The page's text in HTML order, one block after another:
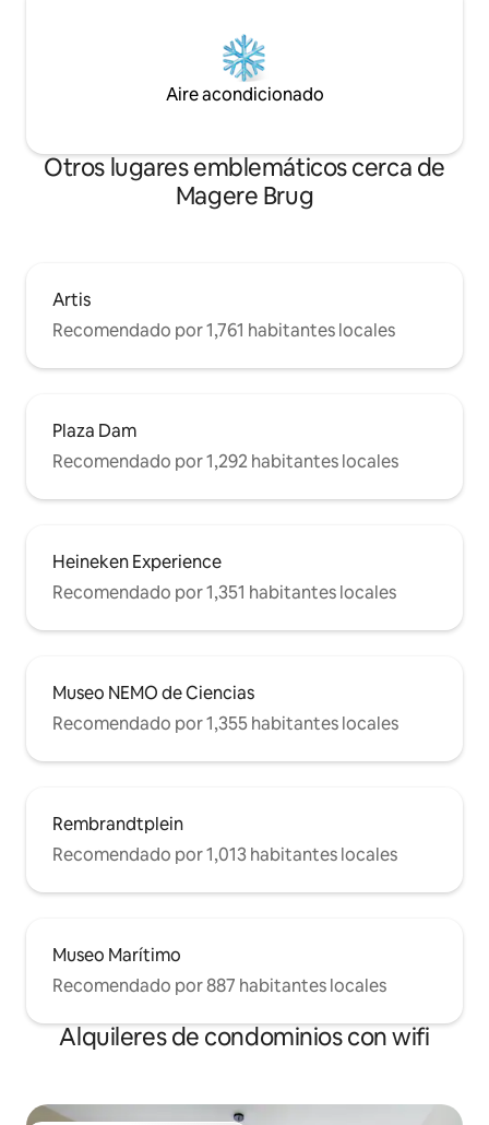
Aire acondicionado
Otros lugares emblemáticos cerca de
Magere Brug
Artis
Recomendado por 1,761 habitantes locales
Plaza Dam
Recomendado por 1,292 habitantes locales
Heineken Experience
Recomendado por 1,351 habitantes locales
Museo NEMO de Ciencias
Recomendado por 1,355 habitantes locales
Rembrandtplein
Recomendado por 1,013 habitantes locales
Museo Marítimo
Recomendado por 887 habitantes locales
Alquileres de condominios con wifi